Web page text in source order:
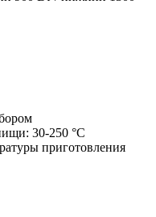
30-250 °C
приготовления